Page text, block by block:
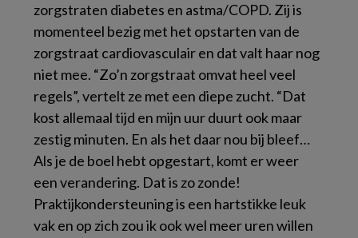
zorgstraten diabetes en astma/COPD. Zij is
momenteel bezig met het opstarten van de
zorgstraat cardiovasculair en dat valt haar nog
niet mee. “Zo’n zorgstraat omvat heel veel
regels”, vertelt ze met een diepe zucht. “Dat
kost allemaal tijd en mijn uur duurt ook maar
zestig minuten. En als het daar nou bij bleef…
Als je de boel hebt opgestart, komt er weer
een verandering. Dat is zo zonde!
Praktijkondersteuning is een hartstikke leuk
vak en op zich zou ik ook wel meer uren willen